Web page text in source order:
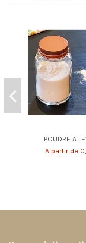
POUDRE A
A partir de